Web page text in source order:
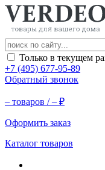
Только в текущем
+7 (495) 677-95-89
Обратный звонок
– товаров /– ₽
Оформить заказ
Каталог товаров